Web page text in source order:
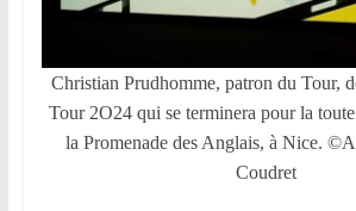
assouvir
leur
passion,
Christian Prudhomme, patron du Tour,
Tour 2O24 qui se terminera pour la
la Promenade des Anglais, à Nice.
Coudret